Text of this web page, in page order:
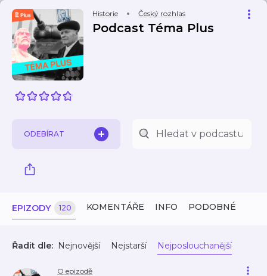
Historie Český rozhlas
Podcast Téma Plus
ODEBÍRAT
EPIZODY 120 KOMENTÁŘE INFO PODOBNÉ
Řadit dle: Nejnovější Nejstarší Nejposlouchanější
O epizodě